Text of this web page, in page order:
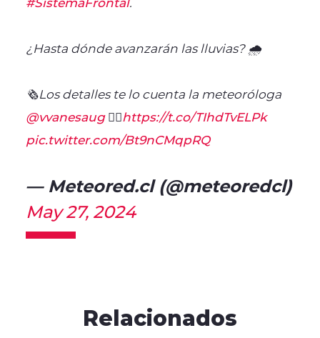
¿Hasta dónde avanzarán las lluvias? 🌧️
🗞️Los detalles te lo cuenta la meteoróloga
@vvanesaug👇🏻https://t.co/TIhdTvELPk
pic.twitter.com/Bt9nCMqpRQ
— Meteored.cl (@meteoredcl)
May 27, 2024
Relacionados